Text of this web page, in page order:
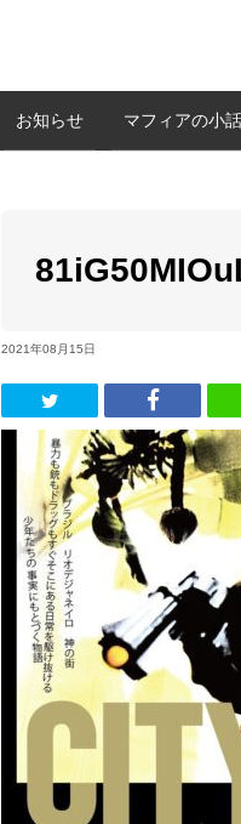
お知らせ マフィアの小話
2021年08月15日